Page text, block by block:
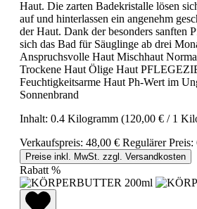
Haut. Die zarten Badekristalle lösen
auf und hinterlassen ein angenehm
der Haut. Dank der besonders sanften
sich das Bad für Säuglinge ab drei
Anspruchsvolle Haut Mischhaut
Trockene Haut Ölige Haut
Feuchtigkeitsarme Haut Ph-Wert im
Sonnenbrand
Inhalt: 0.4 Kilogramm (120,00 € / 1
Verkaufspreis: 48,00 € Regulärer Preis:
Preise inkl. MwSt. zzgl. Versandkosten
Rabatt %